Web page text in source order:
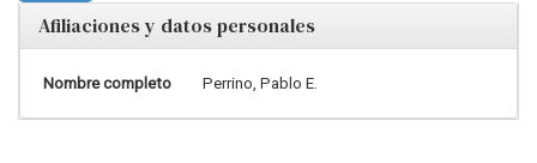
Afiliaciones y datos personales
Nombre completo Perrino, Pablo E.